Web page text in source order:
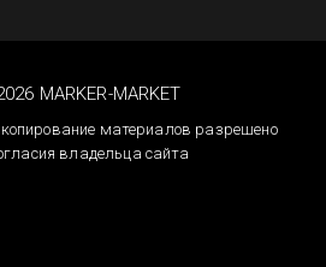
MARKER-MARKET
копирование материалов разрешено
владельца сайта